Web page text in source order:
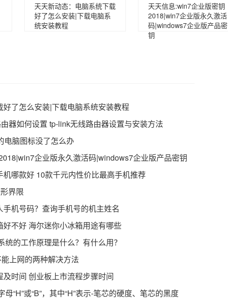
天天新动态：电脑系统下载
好了怎么安装|下载电脑系
统安装教程
天天信息:win7企业版密钥
2018|win7企业版永久激活
码|windows7企业版产品密
钥
了怎么安装|下载电脑系统安装教程
器如何设置 tp-link无线路由器设置与安装方法
电脑图标没了怎么办
企业版永久激活码|windows7企业版产品密钥
哪款好 10款千元内性价比最高手机推荐
界限
手机号码？查询手机号的机主姓名
不好 海尔迷你小冰箱用途有哪些
统的工作原理是什么？有什么用？
上网的两种解决方法
时间 创业板上市流程步骤时间
“H”或“B”，其中“H”表示-笔芯的硬度、笔芯的黑度